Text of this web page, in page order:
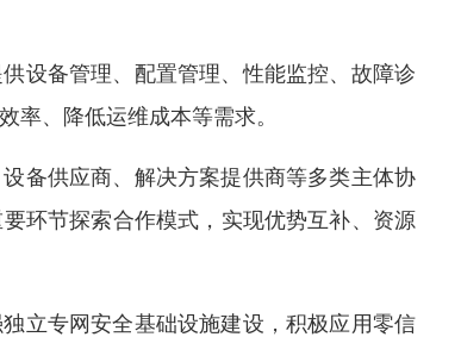
设备管理、配置管理、性能监控、故障诊
率、降低运维成本等需求。
备供应商、解决方案提供商等多类主体协
环节探索合作模式，实现优势互补、资源
立专网安全基础设施建设，积极应用零信